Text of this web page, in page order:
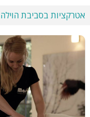
אטרקציות בסביבת הוילה